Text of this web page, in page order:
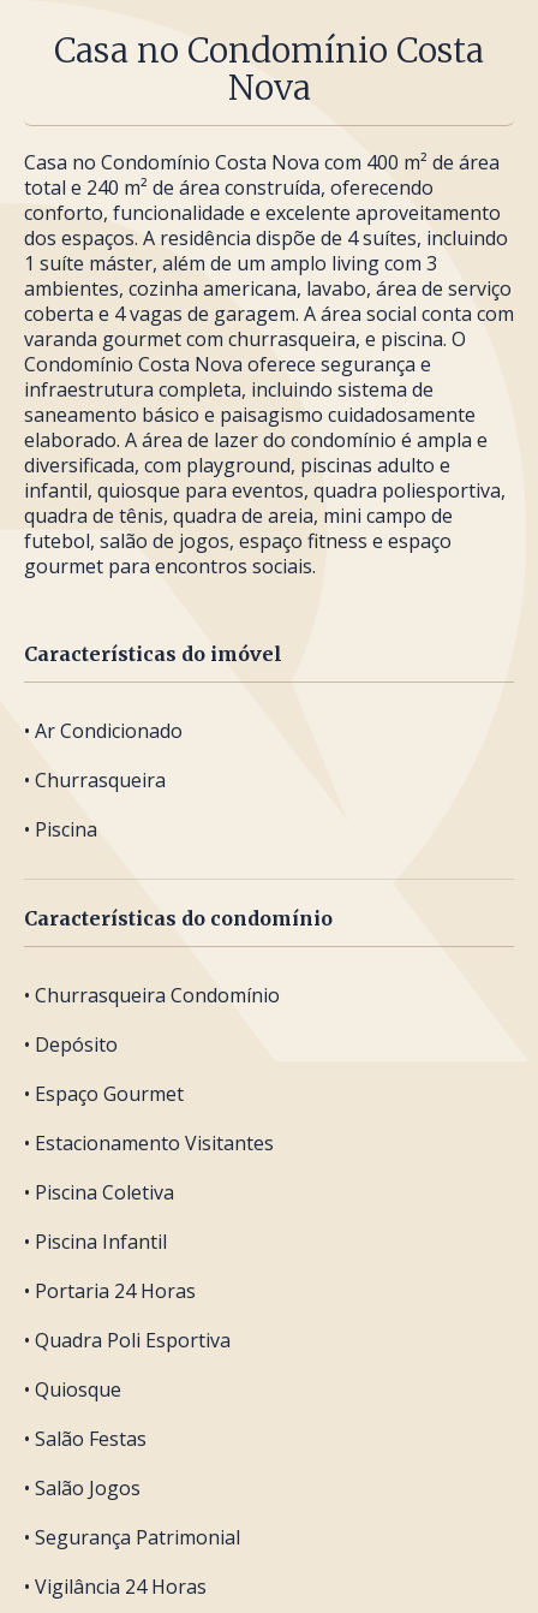
Casa no Condomínio Costa
Nova
Casa no Condomínio Costa Nova com 400 m² de área
total e 240 m² de área construída, oferecendo
conforto, funcionalidade e excelente aproveitamento
dos espaços. A residência dispõe de 4 suítes, incluindo
1 suíte máster, além de um amplo living com 3
ambientes, cozinha americana, lavabo, área de serviço
coberta e 4 vagas de garagem. A área social conta com
varanda gourmet com churrasqueira, e piscina. O
Condomínio Costa Nova oferece segurança e
infraestrutura completa, incluindo sistema de
saneamento básico e paisagismo cuidadosamente
elaborado. A área de lazer do condomínio é ampla e
diversificada, com playground, piscinas adulto e
infantil, quiosque para eventos, quadra poliesportiva,
quadra de tênis, quadra de areia, mini campo de
futebol, salão de jogos, espaço fitness e espaço
gourmet para encontros sociais.
Características do imóvel
• Ar Condicionado
• Churrasqueira
• Piscina
Características do condomínio
• Churrasqueira Condomínio
• Depósito
• Espaço Gourmet
• Estacionamento Visitantes
• Piscina Coletiva
• Piscina Infantil
• Portaria 24 Horas
• Quadra Poli Esportiva
• Quiosque
• Salão Festas
• Salão Jogos
• Segurança Patrimonial
• Vigilância 24 Horas